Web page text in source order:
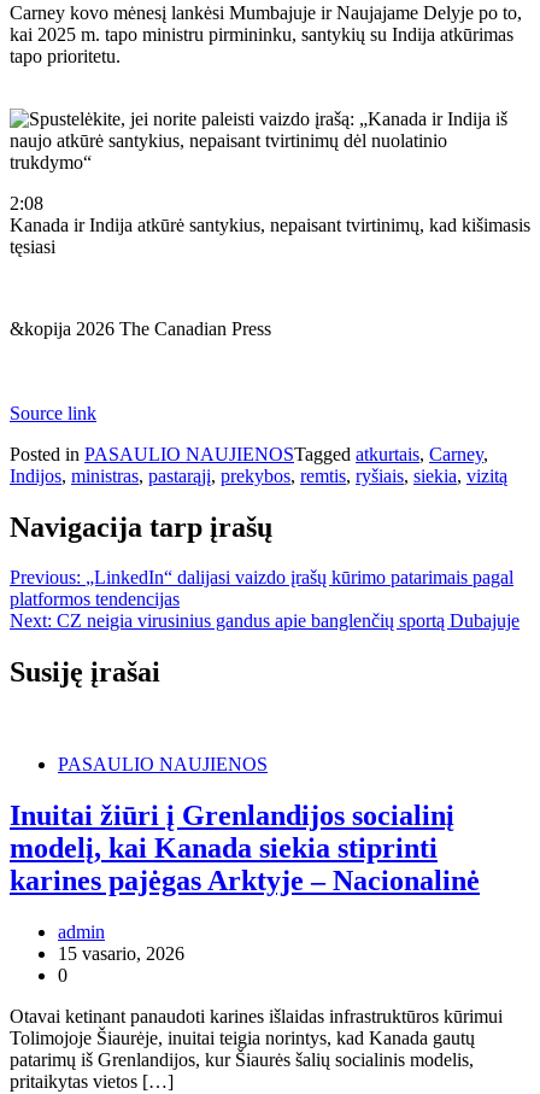
Carney kovo mėnesį lankėsi Mumbajuje ir Naujajame Delyje po to,
kai 2025 m. tapo ministru pirmininku, santykių su Indija atkūrimas
tapo prioritetu.
2:08
Kanada ir Indija atkūrė santykius, nepaisant tvirtinimų, kad kišimasis
tęsiasi
&kopija 2026 The Canadian Press
Source link
Posted in PASAULIO NAUJIENOSTagged atkurtais, Carney,
Indijos, ministras, pastarąjį, prekybos, remtis, ryšiais, siekia, vizitą
Navigacija tarp įrašų
Previous: „LinkedIn“ dalijasi vaizdo įrašų kūrimo patarimais pagal
platformos tendencijas
Next: CZ neigia virusinius gandus apie banglenčių sportą Dubajuje
Susiję įrašai
PASAULIO NAUJIENOS
Inuitai žiūri į Grenlandijos socialinį
modelį, kai Kanada siekia stiprinti
karines pajėgas Arktyje – Nacionalinė
admin
15 vasario, 2026
0
Otavai ketinant panaudoti karines išlaidas infrastruktūros kūrimui
Tolimojoje Šiaurėje, inuitai teigia norintys, kad Kanada gautų
patarimų iš Grenlandijos, kur Šiaurės šalių socialinis modelis,
pritaikytas vietos […]